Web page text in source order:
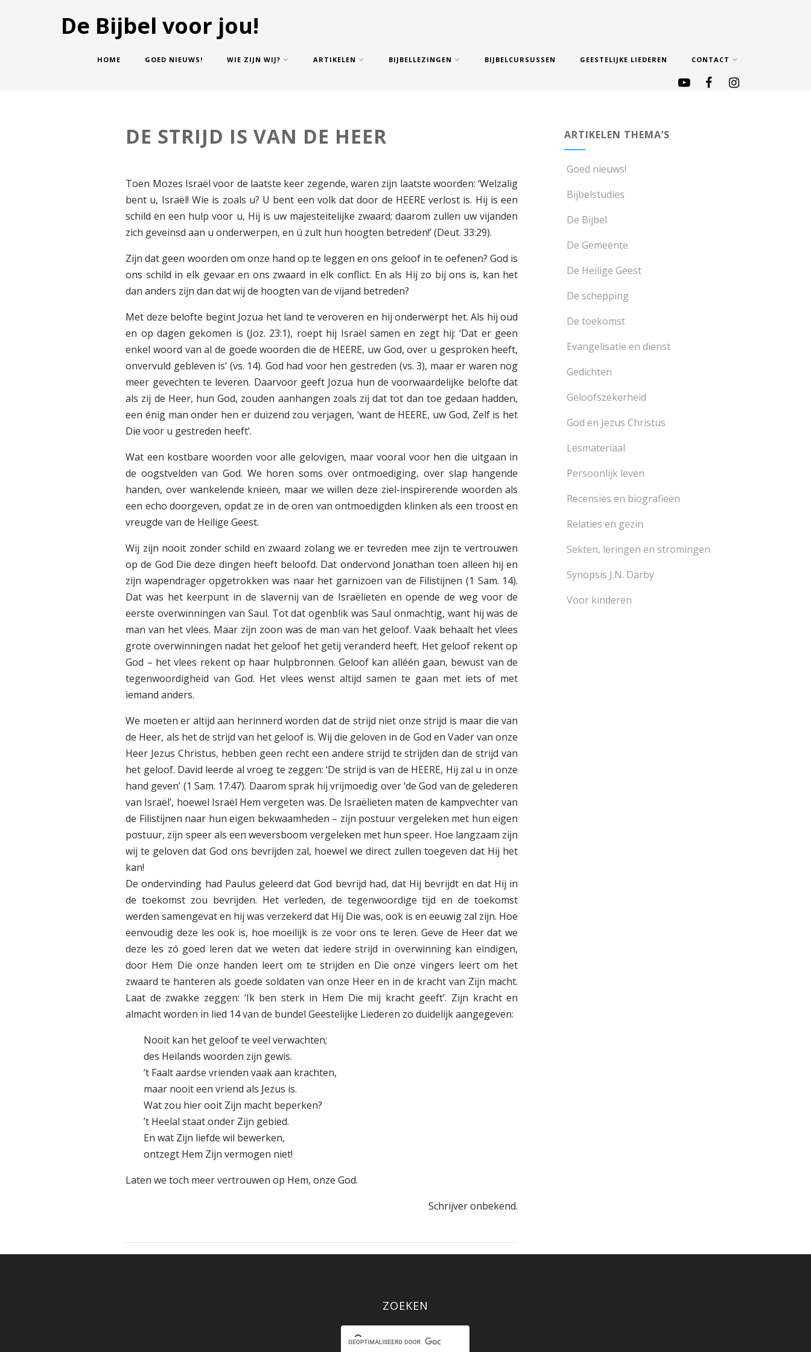
De Bijbel voor jou!
HOME GOED NIEUWS! WIE ZIJN WIJ? ARTIKELEN BIJBELLEZINGEN BIJBELCURSUSSEN GEESTELIJKE LIEDEREN CONTACT
DE STRIJD IS VAN DE HEER
Toen Mozes Israël voor de laatste keer zegende, waren zijn laatste woorden: ‘Welzalig
bent u, Israël! Wie is zoals u? U bent een volk dat door de HEERE verlost is. Hij is een
schild en een hulp voor u, Hij is uw majesteitelijke zwaard; daarom zullen uw vijanden
zich geveinsd aan u onderwerpen, en ú zult hun hoogten betreden!’ (Deut. 33:29).
Zijn dat geen woorden om onze hand op te leggen en ons geloof in te oefenen? God is
ons schild in elk gevaar en ons zwaard in elk conflict. En als Hij zo bij ons is, kan het
dan anders zijn dan dat wij de hoogten van de vijand betreden?
Met deze belofte begint Jozua het land te veroveren en hij onderwerpt het. Als hij oud
en op dagen gekomen is (Joz. 23:1), roept hij Israël samen en zegt hij: ‘Dat er geen
enkel woord van al de goede woorden die de HEERE, uw God, over u gesproken heeft,
onvervuld gebleven is’ (vs. 14). God had voor hen gestreden (vs. 3), maar er waren nog
meer gevechten te leveren. Daarvoor geeft Jozua hun de voorwaardelijke belofte dat
als zij de Heer, hun God, zouden aanhangen zoals zij dat tot dan toe gedaan hadden,
een énig man onder hen er duizend zou verjagen, ‘want de HEERE, uw God, Zelf is het
Die voor u gestreden heeft’.
Wat een kostbare woorden voor alle gelovigen, maar vooral voor hen die uitgaan in
de oogstvelden van God. We horen soms over ontmoediging, over slap hangende
handen, over wankelende knieën, maar we willen deze ziel-inspirerende woorden als
een echo doorgeven, opdat ze in de oren van ontmoedigden klinken als een troost en
vreugde van de Heilige Geest.
Wij zijn nooit zonder schild en zwaard zolang we er tevreden mee zijn te vertrouwen
op de God Die deze dingen heeft beloofd. Dat ondervond Jonathan toen alleen hij en
zijn wapendrager opgetrokken was naar het garnizoen van de Filistijnen (1 Sam. 14).
Dat was het keerpunt in de slavernij van de Israëlieten en opende de weg voor de
eerste overwinningen van Saul. Tot dat ogenblik was Saul onmachtig, want hij was de
man van het vlees. Maar zijn zoon was de man van het geloof. Vaak behaalt het vlees
grote overwinningen nadat het geloof het getij veranderd heeft. Het geloof rekent op
God – het vlees rekent op haar hulpbronnen. Geloof kan alléén gaan, bewust van de
tegenwoordigheid van God. Het vlees wenst altijd samen te gaan met iets of met
iemand anders.
We moeten er altijd aan herinnerd worden dat de strijd niet onze strijd is maar die van
de Heer, als het de strijd van het geloof is. Wij die geloven in de God en Vader van onze
Heer Jezus Christus, hebben geen recht een andere strijd te strijden dan de strijd van
het geloof. David leerde al vroeg te zeggen: ‘De strijd is van de HEERE, Hij zal u in onze
hand geven’ (1 Sam. 17:47). Daarom sprak hij vrijmoedig over ‘de God van de gelederen
van Israël’, hoewel Israël Hem vergeten was. De Israë­lieten maten de kampvechter van
de Filistijnen naar hun eigen bekwaamheden – zijn postuur vergeleken met hun eigen
postuur, zijn speer als een weversboom vergeleken met hun speer. Hoe langzaam zijn
wij te geloven dat God ons bevrijden zal, hoewel we direct zullen toegeven dat Hij het
kan!
De ondervinding had Paulus geleerd dat God bevrijd had, dat Hij bevrijdt en dat Hij in
de toekomst zou bevrijden. Het verleden, de tegenwoordige tijd en de toekomst
werden samengevat en hij was verzekerd dat Hij Die was, ook is en eeuwig zal zijn. Hoe
eenvoudig deze les ook is, hoe moeilijk is ze voor ons te leren. Geve de Heer dat we
deze les zó goed leren dat we weten dat iedere strijd in overwinning kan eindigen,
door Hem Die onze handen leert om te strijden en Die onze vingers leert om het
zwaard te hanteren als goede soldaten van onze Heer en in de kracht van Zijn macht.
Laat de zwakke zeggen: ‘Ik ben sterk in Hem Die mij kracht geeft’. Zijn kracht en
almacht worden in lied 14 van de bundel Geestelijke Liederen zo duidelijk aangegeven:
Nooit kan het geloof te veel verwachten;
des Heilands woorden zijn gewis.
’t Faalt aardse vrienden vaak aan krachten,
maar nooit een vriend als Jezus is.
Wat zou hier ooit Zijn macht beperken?
’t Heelal staat onder Zijn gebied.
En wat Zijn liefde wil bewerken,
ontzegt Hem Zijn vermogen niet!
Laten we toch meer vertrouwen op Hem, onze God.
Schrijver onbekend.
ARTIKELEN THEMA’S
Goed nieuws!
Bijbelstudies
De Bijbel
De Gemeente
De Heilige Geest
De schepping
De toekomst
Evangelisatie en dienst
Gedichten
Geloofszekerheid
God en Jezus Christus
Lesmateriaal
Persoonlijk leven
Recensies en biografieën
Relaties en gezin
Sekten, leringen en stromingen
Synopsis J.N. Darby
Voor kinderen
ZOEKEN